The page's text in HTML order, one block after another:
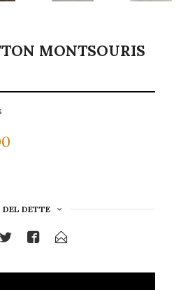
MONTSOURIS
DEL DETTE